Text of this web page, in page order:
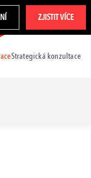
ZJISTIT VÍCE
Strategická konzultace